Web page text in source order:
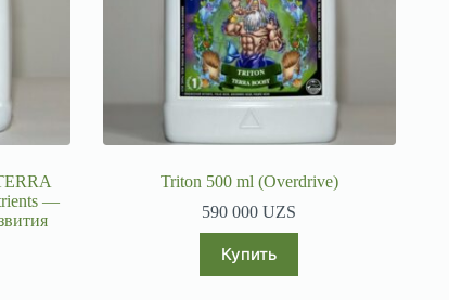
—
Triton 500 ml (Overdrive)
590 000UZS
Купить